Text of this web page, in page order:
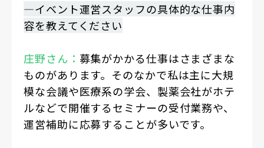
―イベント運営スタッフの具体的な仕事内
容を教えてください
庄野さん： 募集がかかる仕事はさまざまな
ものがあります。そのなかで私は主に大規
模な会議や医療系の学会、製薬会社がホテ
ルなどで開催するセミナーの受付業務や、
運営補助に応募することが多いです。